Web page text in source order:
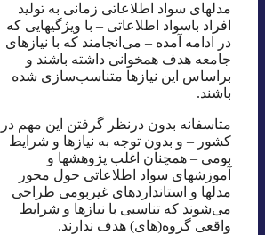
مدلهای سواد اطلاعاتی زمانی به تولید
افراد باسواد اطلاعاتی – با ویژگیهایی که
در ادامه آمده – می‌انجامند که با نیازهای
جامعه هدف همخوانی داشته باشند و
براساس این نیازها متناسب‌سازی شده
باشند.
متاسفانه بدون درنظر گرفتن این مهم در
کشور – و بدون توجه به نیازها و شرایط
بومی – همچنان اغلب پژوهشها و
آموزشهای سواد اطلاعاتی حول محور
مدلها و استانداردهای غیربومی طراحی
می‌شوند که تناسبی با نیازها و شرایط
واقعی گروه(های) هدف ندارند.